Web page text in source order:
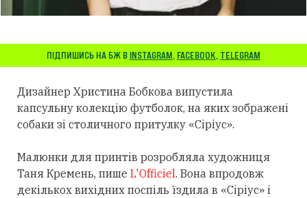
ПІДПИШИСЬ НА БЖ В INSTAGRAM, FACEBOOK, TELEGRAM
Дизайнер Христина Бобкова випустила
капсульну колекцію футболок, на яких зображені
собаки зі столичного притулку «Сіріус».
Малюнки для принтів розробляла художниця
Таня Кремень, пише L'Officiel. Вона впродовж
декількох вихідних поспіль їздила в «Сіріус» і